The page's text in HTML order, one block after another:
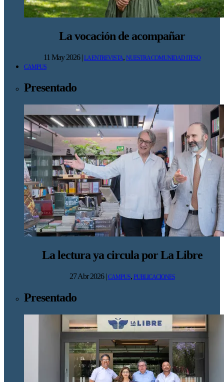
La vocación de acompañar
11 May 2026| LA ENTREVISTA, NUESTRA COMUNIDAD ITESO
CAMPUS
Presentado
La lectura ya circula por La Libre
27 Abr 2026| CAMPUS, PUBLICACIONES
Presentado